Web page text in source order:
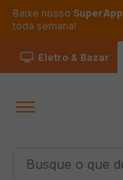
Baixe nosso SuperApp
toda semana!
Eletro & Bazar